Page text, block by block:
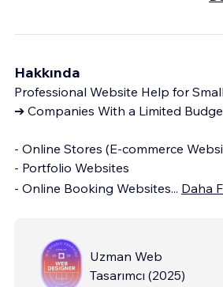
Hakkında
Professional Website Help for
➔ Companies With a Limited
- Online Stores (E-commerce
- Portfolio Websites
- Online Booking Websites... Daha
Uzman Web
Tasarımcı (2025)